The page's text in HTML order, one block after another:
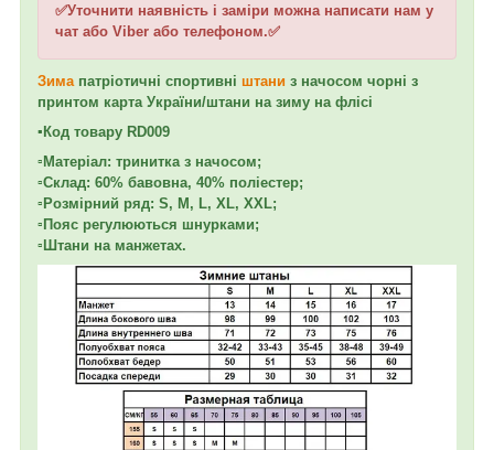
✅Уточнити наявність і заміри можна написати нам у
чат або Viber або телефоном.✅
Зима патріотичні спортивні штани з начосом чорні з
принтом карта України/штани на зиму на флісі
▪️Код товару RD009
▫️Матеріал: тринитка з начосом;
▫️Склад: 60% бавовна, 40% поліестер;
▫️Розмірний ряд: S, M, L, XL, XXL;
▫️Пояс регулюються шнурками;
▫️Штани на манжетах.